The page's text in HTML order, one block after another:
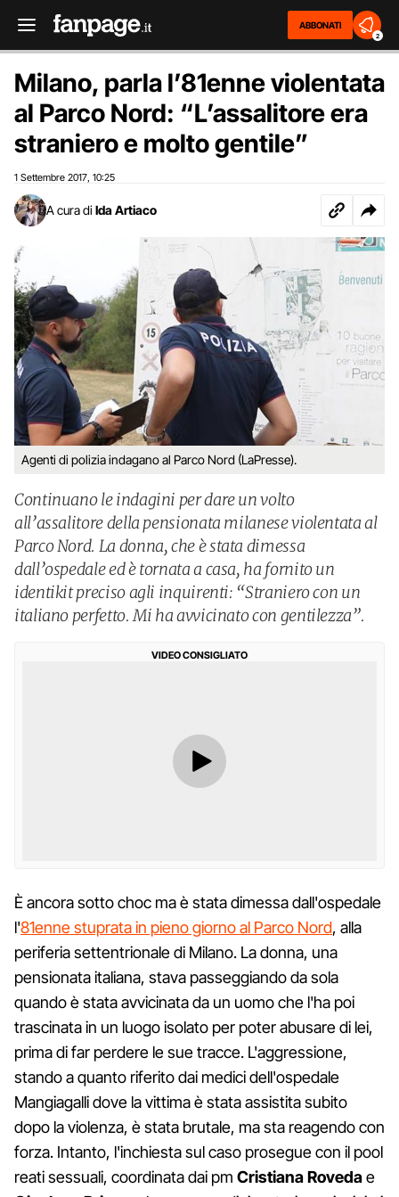
ABBONATI
2
Milano, parla l’81enne violentata
al Parco Nord: “L’assalitore era
straniero e molto gentile”
1 Settembre 2017 10:25
A cura di Ida Artiaco
Agenti di polizia indagano al Parco Nord (LaPresse).
Continuano le indagini per dare un volto
all’assalitore della pensionata milanese violentata al
Parco Nord. La donna, che è stata dimessa
dall’ospedale ed è tornata a casa, ha fornito un
identikit preciso agli inquirenti: “Straniero con un
italiano perfetto. Mi ha avvicinato con gentilezza”.
VIDEO CONSIGLIATO
È ancora sotto choc ma è stata dimessa dall'ospedale
l'81enne stuprata in pieno giorno al Parco Nord, alla
periferia settentrionale di Milano. La donna, una
pensionata italiana, stava passeggiando da sola
quando è stata avvicinata da un uomo che l'ha poi
trascinata in un luogo isolato per poter abusare di lei,
prima di far perdere le sue tracce. L'aggressione,
stando a quanto riferito dai medici dell'ospedale
Mangiagalli dove la vittima è stata assistita subito
dopo la violenza, è stata brutale, ma sta reagendo con
forza. Intanto, l'inchiesta sul caso prosegue con il pool
reati sessuali, coordinata dai pm Cristiana Rovedae